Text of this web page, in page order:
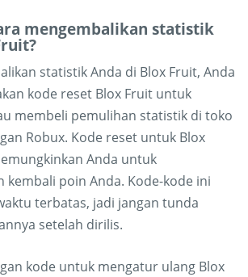
mengembalikan statistik
statistik Anda di Blox Fruit, Anda
kode reset Blox Fruit untuk
membeli pemulihan statistik di toko
Robux. Kode reset untuk Blox
Anda untuk
kembali poin Anda. Kode-kode ini
terbatas, jadi jangan tunda
setelah dirilis.
kode untuk mengatur ulang Blox